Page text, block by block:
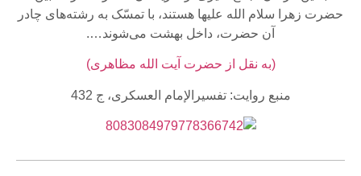
حضرت زهرا سلام الله علیها هستند، با تمسّک به رشته‌های چادر
آن حضرت، داخل بهشت می‌شوند….
(به نقل از حضرت آیت الله مظاهری)
منبع روایت: تفسیرالإمام ‏العسکری، ج 432